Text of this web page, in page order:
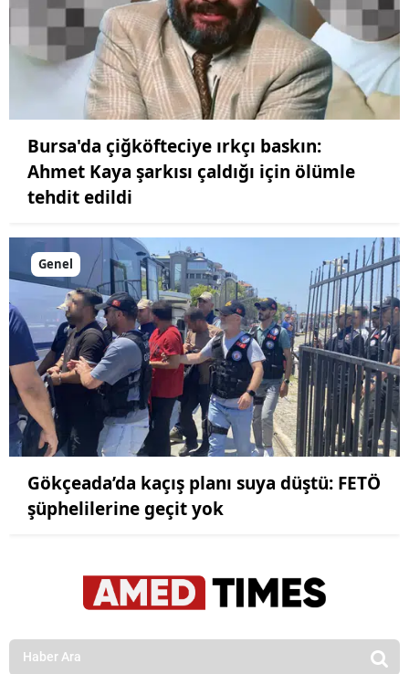
Bursa'da çiğköfteciye ırkçı baskın:
Ahmet Kaya şarkısı çaldığı için ölümle
tehdit edildi
Genel
Gökçeada’da kaçış planı suya düştü: FETÖ
şüphelilerine geçit yok